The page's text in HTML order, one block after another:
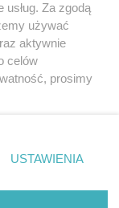
z portali
sięz nami
usług. Za zgodą
używać
aktywnie
celów
prosimy
rogu strony
nie wymagają
się
USTAWIENIA